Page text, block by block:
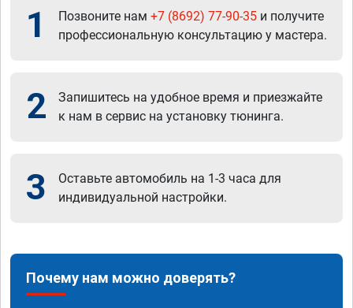
1 Позвоните нам +7 (8692) 77-90-35 и получите
профессиональную консультацию у мастера.
2
Запишитесь на удобное время и приезжайте
к нам в сервис на установку тюнинга.
3
Оставьте автомобиль на 1-3 часа для
индивидуальной настройки.
Почему нам можно доверять?